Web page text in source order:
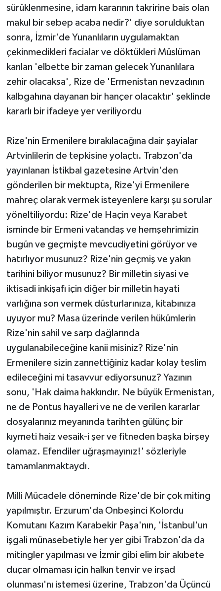
sürüklenmesine, idam kararının takririne bais olan
makul bir sebep acaba nedir?' diye sorulduktan
sonra, İzmir'de Yunanlıların uygulamaktan
çekinmedikleri facialar ve döktükleri Müslüman
kanlan 'elbette bir zaman gelecek Yunanlılara
zehir olacaksa', Rize de 'Ermenistan nevzadının
kalbgahına dayanan bir hançer olacaktır' şeklinde
kararlı bir ifadeye yer veriliyordu
Rize'nin Ermenilere bırakılacağına dair şayialar
Artvinlilerin de tepkisine yolaçtı. Trabzon'da
yayınlanan İstikbal gazetesine Artvin'den
gönderilen bir mektupta, Rize'yi Ermenilere
mahreç olarak vermek isteyenlere karşı şu sorular
yöneltiliyordu: Rize'de Haçin veya Karabet
isminde bir Ermeni vatandaş ve hemşehrimizin
bugün ve geçmişte mevcudiyetini görüyor ve
hatırlıyor musunuz? Rize'nin geçmiş ve yakın
tarihini biliyor musunuz? Bir milletin siyasi ve
iktisadi inkişafı için diğer bir milletin hayati
varlığına son vermek düsturlarınıza, kitabınıza
uyuyor mu? Masa üzerinde verilen hükümlerin
Rize'nin sahil ve sarp dağlarında
uygulanabileceğine kanii misiniz? Rize'nin
Ermenilere sizin zannettiğiniz kadar kolay teslim
edileceğini mi tasavvur ediyorsunuz? Yazının
sonu, 'Hak daima hakkındır. Ne büyük Ermenistan,
ne de Pontus hayalleri ve ne de verilen kararlar
dosyalarınız meyanında tarihten gülünç bir
kıymeti haiz vesaik-i şer ve fitneden başka birşey
olamaz. Efendiler uğraşmayınız!' sözleriyle
tamamlanmaktaydı.
Milli Mücadele döneminde Rize'de bir çok miting
yapılmıştır. Erzurum'da Onbeşinci Kolordu
Komutanı Kazım Karabekir Paşa'nın, 'İstanbul'un
işgali münasebetiyle her yer gibi Trabzon'da da
mitingler yapılması ve İzmir gibi elim bir akıbete
duçar olmaması için halkın tenvir ve irşad
olunması'nı istemesi üzerine, Trabzon'da Üçüncü